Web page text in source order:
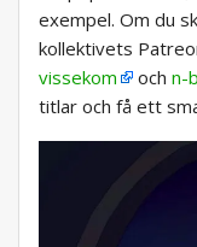
exempel. Om du
kollektivets
vissekom
och n-
titlar och få ett